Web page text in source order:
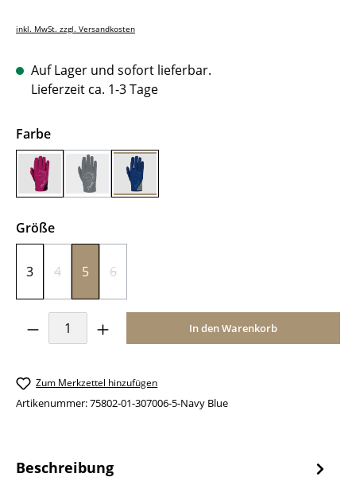
inkl. MwSt. zzgl. Versandkosten
Auf Lager und sofort lieferbar.
Lieferzeit ca. 1-3 Tage
Farbeauswählen
Berry Black/Gold
(Diese Option ist zurzeit nicht verfügbar.)
Navy Blue
Größeauswählen
3 4(Diese Option ist zurzeit nicht verfügbar.)
5 6(Diese Option ist zurzeit nicht verfügbar.)
Produkt Anzahl: Gib den gewünschten
In den Warenkorb
Zum Merkzettel hinzufügen
Artikenummer:75802-01-307006-5-Navy Blue
Beschreibung